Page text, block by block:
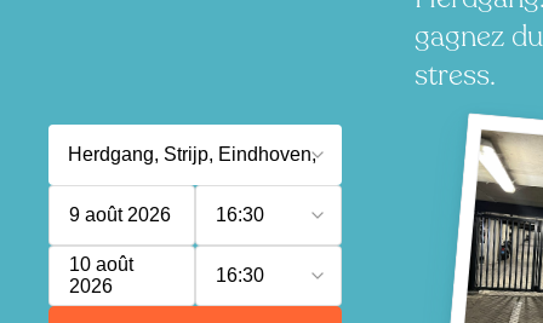
gagnez
stress.
9 août 2026 16:30
10 août
2026
16:30